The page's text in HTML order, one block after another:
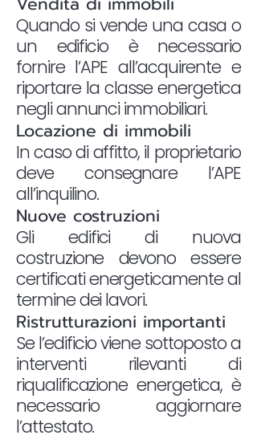
Quando si vende una casa o
un edificio è necessario
fornire l’APE all’acquirente e
riportare la classe energetica
negli annunci immobiliari.
Locazione di immobili
In caso di affitto, il proprietario
deve consegnare l’APE
all’inquilino.
Nuove costruzioni
Gli edifici di nuova
costruzione devono essere
certificati energeticamente al
termine dei lavori.
Ristrutturazioni importanti
Se l’edificio viene sottoposto a
interventi rilevanti di
riqualificazione energetica, è
necessario aggiornare
l’attestato.